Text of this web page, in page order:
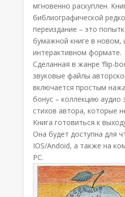
мгновенно раскуплен.
библиографической
переиздание – это
бумажной книге в
интерактивном формате.
Сделанная в жанре ‘flip-
звуковые файлы
включается простым
бонус – коллекцию аудио
стихов автора, которые
Книга готовиться к
Она будет доступна для
IOS/Andoid, а также на
PC.